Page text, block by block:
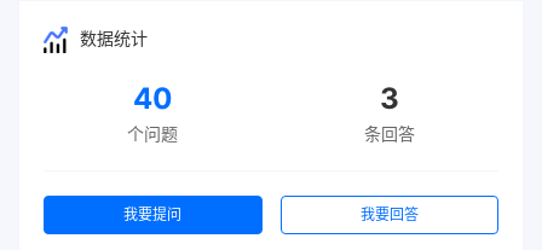
数据统计
40
个问题
3
条回答
我要提问 我要回答